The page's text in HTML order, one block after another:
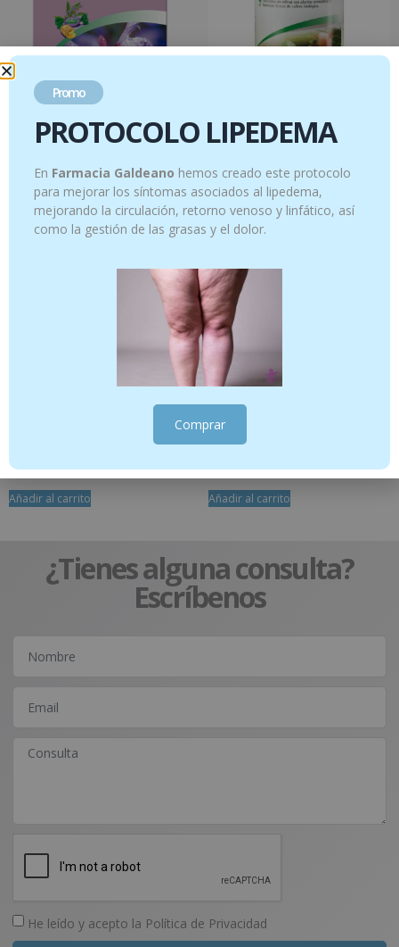
Salvia bonbons 75 g
Añadir al carrito
Herbamare® Original Bote 250 g
Añadir al carrito
2.60€
Añadir al carrito
4.57€
Añadir al carrito
¿Tienes alguna consulta?
Escríbenos
He leído y acepto la Política de Privacidad
Promo
PROTOCOLO LIPEDEMA
En Farmacia Galdeano hemos creado este protocolo
para mejorar los síntomas asociados al lipedema,
mejorando la circulación, retorno venoso y linfático, así
como la gestión de las grasas y el dolor.
Comprar